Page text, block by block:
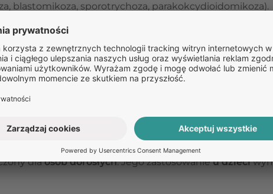
blastomikoza, sporotrychoza, parakokcydioidomikoza).
O LEK
pytania dotyczące leku?Zadaj je naszym
na pytanie nie stanowi porady medycznej. W celu
dlaosób dorosłych. Jego zastosowanieu dzieci